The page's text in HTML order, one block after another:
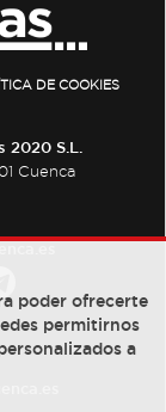
DE COOKIES
S.L.
Cuenca
poder ofrecerte
permitirnos
a